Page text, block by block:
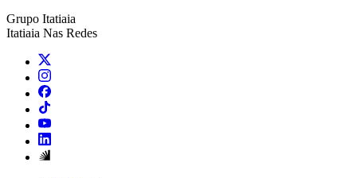
Grupo Itatiaia
Itatiaia Nas Redes